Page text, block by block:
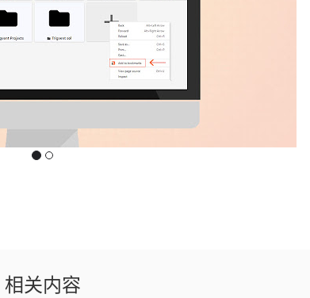
相关内容